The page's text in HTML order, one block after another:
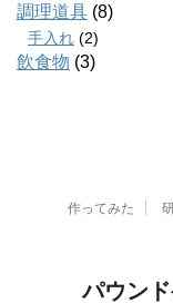
調理道具 (8)
手入れ (2)
飲食物 (3)
作ってみた
パウン